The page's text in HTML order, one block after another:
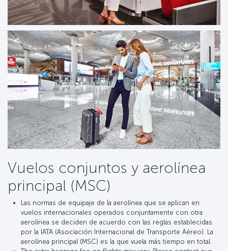
Vuelos conjuntos y aerolínea
principal (MSC)
Las normas de equipaje de la aerolínea que se aplican en
vuelos internacionales operados conjuntamente con otra
aerolínea se deciden de acuerdo con las reglas establecidas
por la IATA (Asociación Internacional de Transporte Aéreo). La
aerolínea principal (MSC) es la que vuela más tiempo en total.